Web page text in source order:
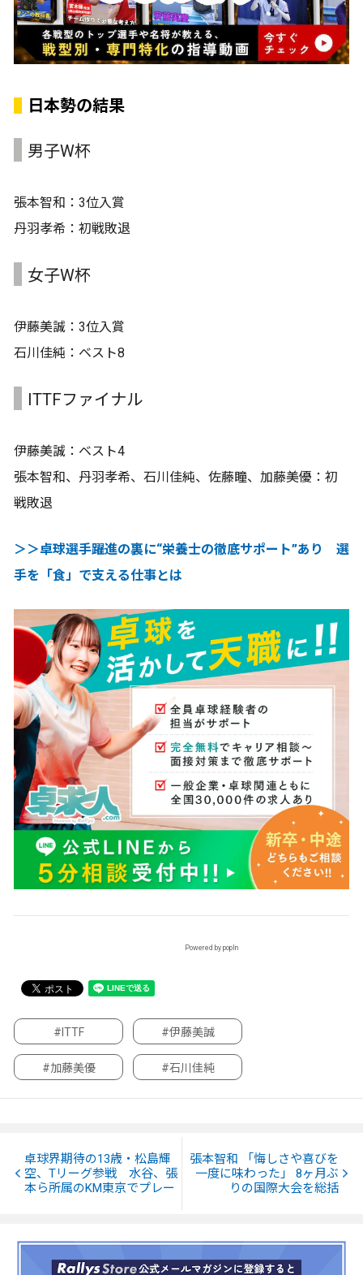
日本勢の結果
男子W杯
張本智和：3位入賞
丹羽孝希：初戦敗退
女子W杯
伊藤美誠：3位入賞
石川佳純：ベスト8
ITTFファイナル
伊藤美誠：ベスト4
張本智和、丹羽孝希、石川佳純、佐藤瞳、加藤美優：初
戦敗退
＞＞卓球選手躍進の裏に“栄養士の徹底サポート”あり 選
手を「食」で支える仕事とは
Powered by popIn
#ITTF #伊藤美誠
#加藤美優 #石川佳純
卓球界期待の13歳・松島輝
空、Tリーグ参戦 水谷、張
本ら所属のKM東京でプレー
張本智和 「悔しさや喜びを
一度に味わった」 8ヶ月ぶ
りの国際大会を総括